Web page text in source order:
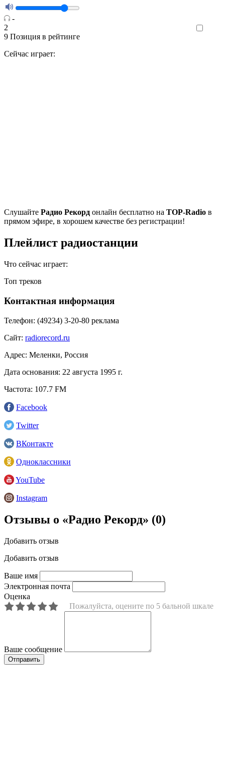
-
2
9 Позиция в рейтинге
Сейчас играет:
Cлушайте Радио Рекорд онлайн бесплатно на TOP-Radio в
прямом эфире, в хорошем качестве без регистрации!
Плейлист радиостанции
Что сейчас играет:
Топ треков
Контактная информация
Телефон: (49234) 3-20-80 реклама
Сайт: radiorecord.ru
Адрес: Меленки, Россия
Дата основания: 22 августа 1995 г.
Частота: 107.7 FM
Facebook
Twitter
ВКонтакте
Одноклассники
YouTube
Instagram
Отзывы о «Радио Рекорд» (0)
Добавить отзыв
Добавить отзыв
Ваше имя
Электронная почта
Оценка
Пожалуйста, оцените по 5 бальной шкале
Ваше сообщение